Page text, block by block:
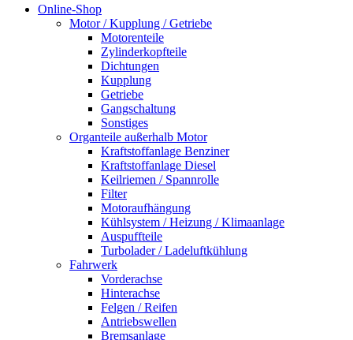
Online-Shop
Motor / Kupplung / Getriebe
Motorenteile
Zylinderkopfteile
Dichtungen
Kupplung
Getriebe
Gangschaltung
Sonstiges
Organteile außerhalb Motor
Kraftstoffanlage Benziner
Kraftstoffanlage Diesel
Keilriemen / Spannrolle
Filter
Motoraufhängung
Kühlsystem / Heizung / Klimaanlage
Auspuffteile
Turbolader / Ladeluftkühlung
Fahrwerk
Vorderachse
Hinterachse
Felgen / Reifen
Antriebswellen
Bremsanlage